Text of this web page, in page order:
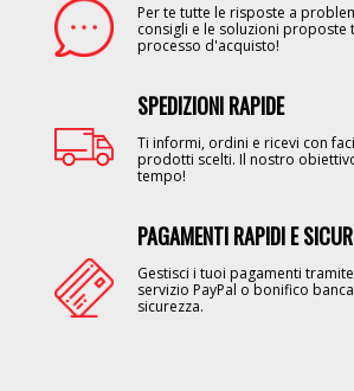
Per te tutte le risposte a
consigli e le soluzioni proposte
processo d'acquisto!
SPEDIZIONI RAPIDE
Ti informi, ordini e ricevi con
prodotti scelti. Il nostro
tempo!
PAGAMENTI RAPIDI E
Gestisci i tuoi pagamenti
servizio PayPal o bonifico
sicurezza.